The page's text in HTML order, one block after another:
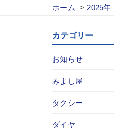
ホーム > 2025年
カテゴリー
お知らせ
みよし屋
タクシー
ダイヤ